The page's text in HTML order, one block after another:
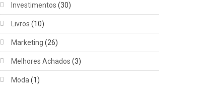
Investimentos (30)
Livros (10)
Marketing (26)
Melhores Achados (3)
Moda (1)